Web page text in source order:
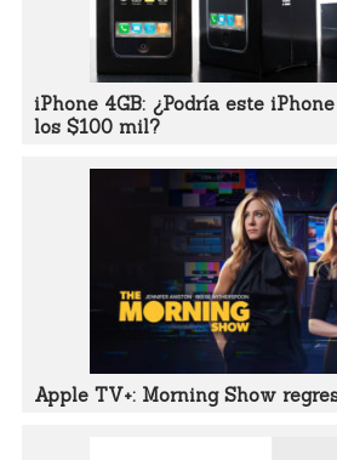
iPhone 4GB: ¿Podría este
los $100 mil?
Apple TV+: Morning Show